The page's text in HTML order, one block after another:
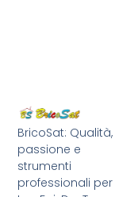
BricoSat: Qualità,
passione e
strumenti
professionali per